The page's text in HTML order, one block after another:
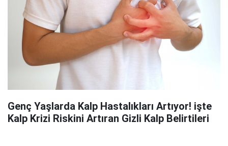
Genç Yaşlarda Kalp Hastalıkları Artıyor! işte
Kalp Krizi Riskini Artıran Gizli Kalp Belirtileri